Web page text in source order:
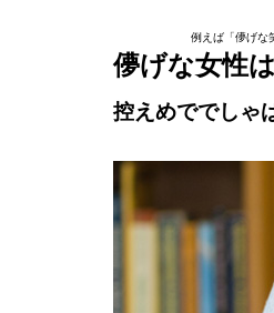
例えば「儚げな
儚げな女性
控えめででしゃ